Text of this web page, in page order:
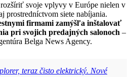
svoje vplyvy v Európe nielen v
prostredníctvom siete nabíjania.
firmami zamýšľa inštalovať
pri svojich predajných salonoch –
Belga News Agency.
teraz čisto elektrický. Nové